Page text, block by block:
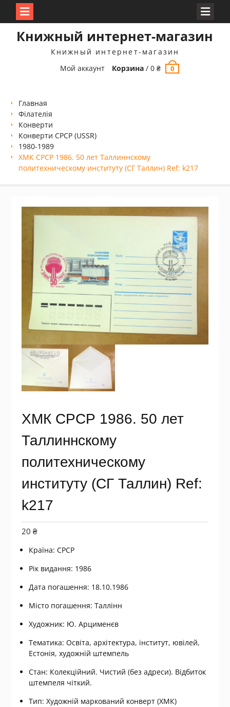
Книжный интернет-магазин
Книжный интернет-магазин
Мой аккаунт
Корзина /0₴ 0
Главная
Філателія
Конверти
Конверти СРСР (USSR)
1980-1989
ХМК СРСР 1986. 50 лет Таллиннскому
политехническому институту (СГ Таллин) Ref: k217
ХМК СРСР 1986. 50 лет
Таллиннскому
политехническому
институту (СГ Таллин) Ref:
k217
20 ₴
Країна: СРСР
Рік видання: 1986
Дата погашення: 18.10.1986
Місто погашення: Таллінн
Художник: Ю. Арцименєв
Тематика: Освіта, архітектура, інститут, ювілей,
Естонія, художній штемпель
Стан: Колекційний. Чистий (без адреси). Відбиток
штемпеля чіткий.
Тип: Художній маркований конверт (ХМК)